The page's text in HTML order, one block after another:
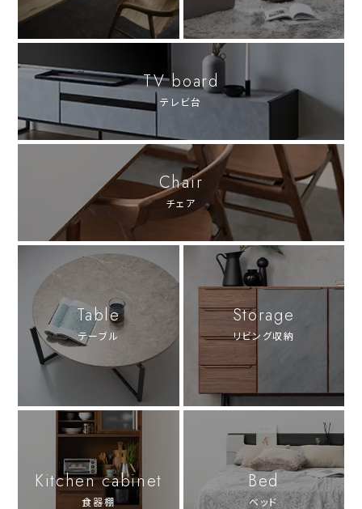
TV board
テレビ台
Chair
チェア
Table
テーブル
Storage
リビング収納
Kitchen cabinet
食器棚
Bed
ベッド